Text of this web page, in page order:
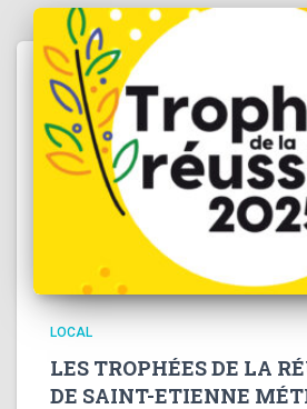
LOCAL
LES TROPHÉES DE LA
DE SAINT-ETIENNE